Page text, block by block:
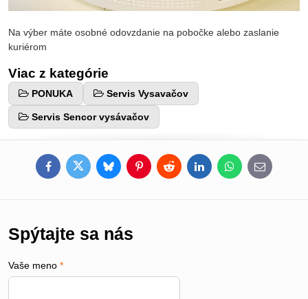
Na výber máte osobné odovzdanie na pobočke alebo zaslanie
kuriérom
Viac z kategórie
PONUKA Servis Vysavačov
Servis Sencor vysávačov
FacebookTwitterBlueskyPinterestRedditLinkedInWhatsApp
E-
mail
Spýtajte sa nás
Vaše meno *